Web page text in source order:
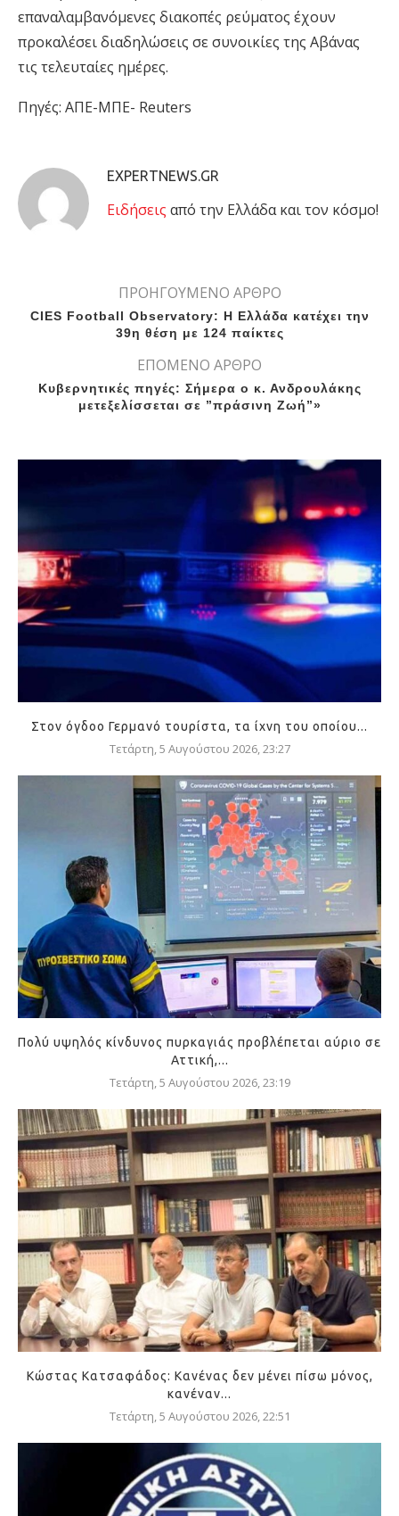
επαναλαμβανόμενες διακοπές ρεύματος έχουν
προκαλέσει διαδηλώσεις σε συνοικίες της Αβάνας
τις τελευταίες ημέρες.
Πηγές: ΑΠΕ-ΜΠΕ- Reuters
EXPERTNEWS.GR
Eιδήσεις από την Ελλάδα και τον κόσμο!
ΠΡΟΗΓΟΥΜΕΝΟ ΑΡΘΡΟ
CIES Football Observatory: Η Ελλάδα κατέχει την
39η θέση με 124 παίκτες
ΕΠΟΜΕΝΟ ΑΡΘΡΟ
Κυβερνητικές πηγές: Σήμερα ο κ. Ανδρουλάκης
μετεξελίσσεται σε ”πράσινη Ζωή”»
Στον όγδοο Γερμανό τουρίστα, τα ίχνη του οποίου...
Τετάρτη, 5 Αυγούστου 2026, 23:27
Πολύ υψηλός κίνδυνος πυρκαγιάς προβλέπεται αύριο σε
Αττική,...
Τετάρτη, 5 Αυγούστου 2026, 23:19
Κώστας Κατσαφάδος: Κανένας δεν μένει πίσω μόνος,
κανέναν...
Τετάρτη, 5 Αυγούστου 2026, 22:51